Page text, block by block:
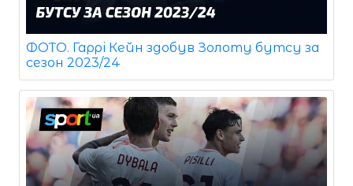
ФОТО. Гаррі Кейн здобув Золоту бутсу за
сезон 2023/24